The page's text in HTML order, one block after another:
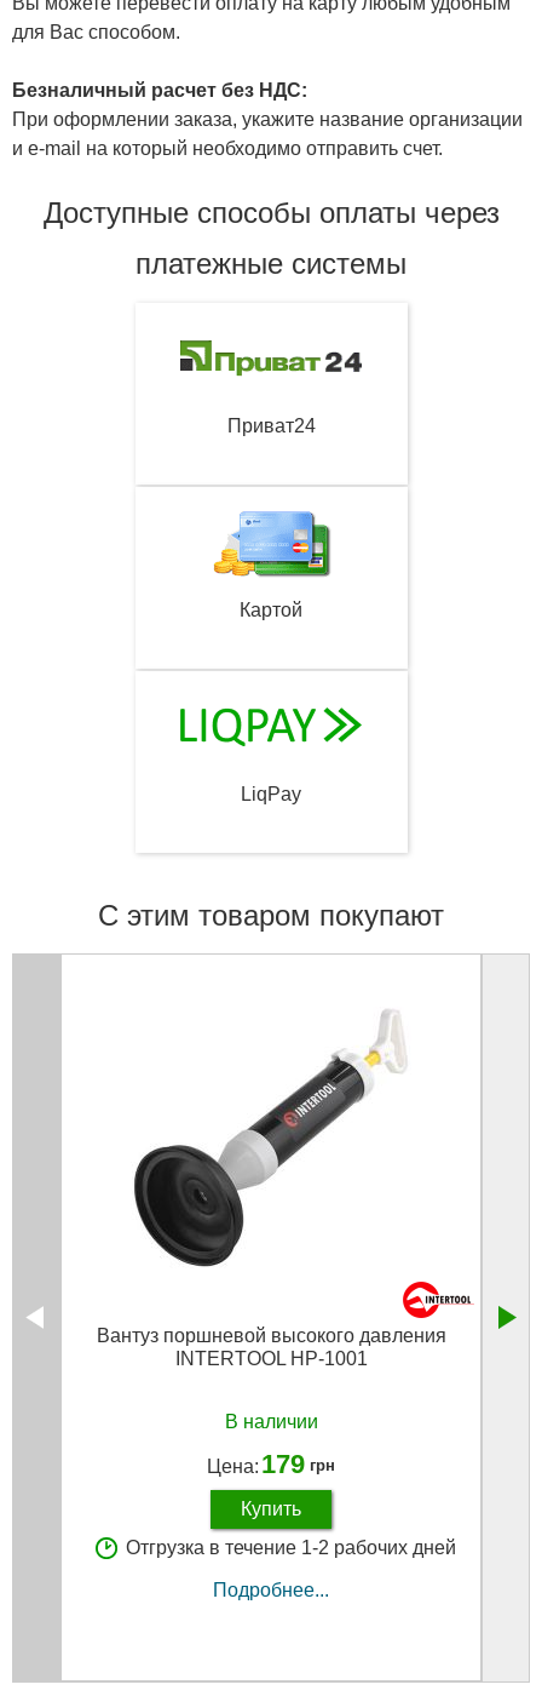
для Вас способом.
Безналичный расчет без НДС:
При оформлении заказа, укажите название организации
и e-mail на который необходимо отправить счет.
Доступные способы оплаты через
платежные системы
Приват24
Картой
LiqPay
С этим товаром покупают
Вантуз поршневой высокого давления
INTERTOOL HP-1001
В наличии
Цена: 179 грн
Купить
Отгрузка в течение 1-2 рабочих дней
Подробнее...